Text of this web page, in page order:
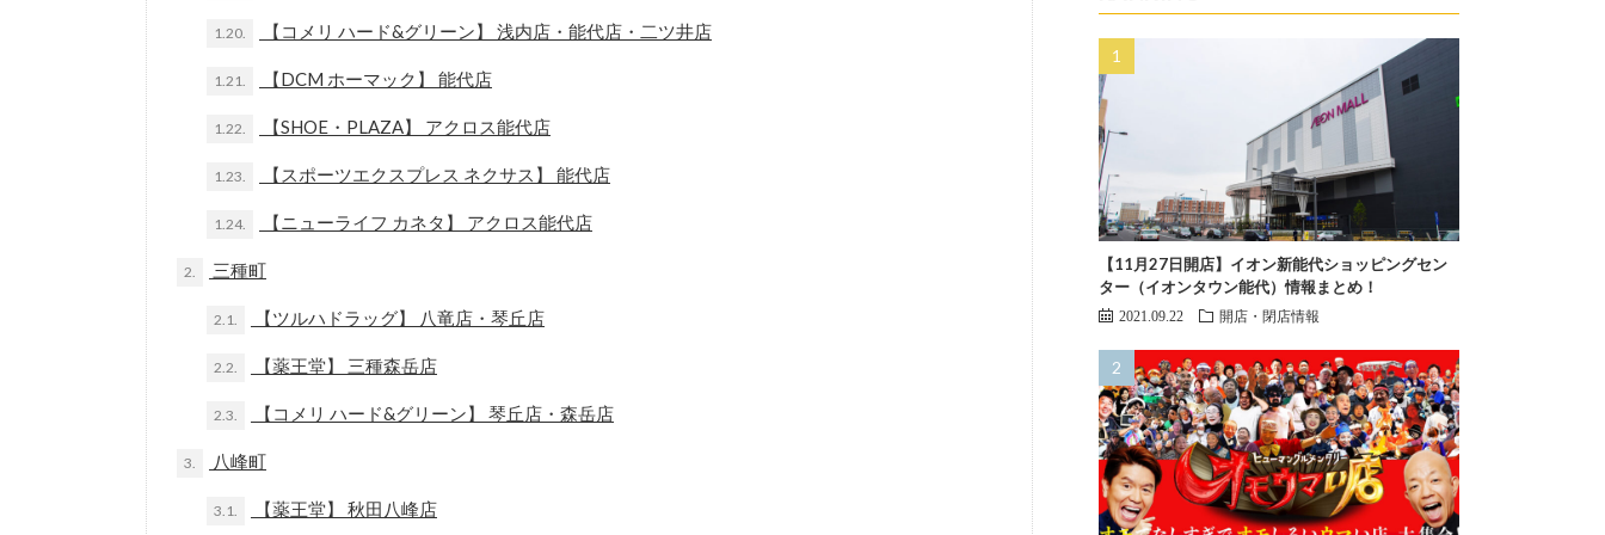
1.20. 【コメリ ハード&グリーン】 浅内店・能代店・二ツ井店
1.21. 【DCM ホーマック】 能代店
1.22. 【SHOE・PLAZA】 アクロス能代店
1.23. 【スポーツエクスプレス ネクサス】 能代店
1.24. 【ニューライフ カネタ】 アクロス能代店
2. 三種町
2.1. 【ツルハドラッグ】 八竜店・琴丘店
2.2. 【薬王堂】 三種森岳店
2.3. 【コメリ ハード&グリーン】 琴丘店・森岳店
3. 八峰町
3.1. 【薬王堂】 秋田八峰店
【11月27日開店】イオン新能代ショッピングセン
ター（イオンタウン能代）情報まとめ！
2021.09.22 開店・閉店情報